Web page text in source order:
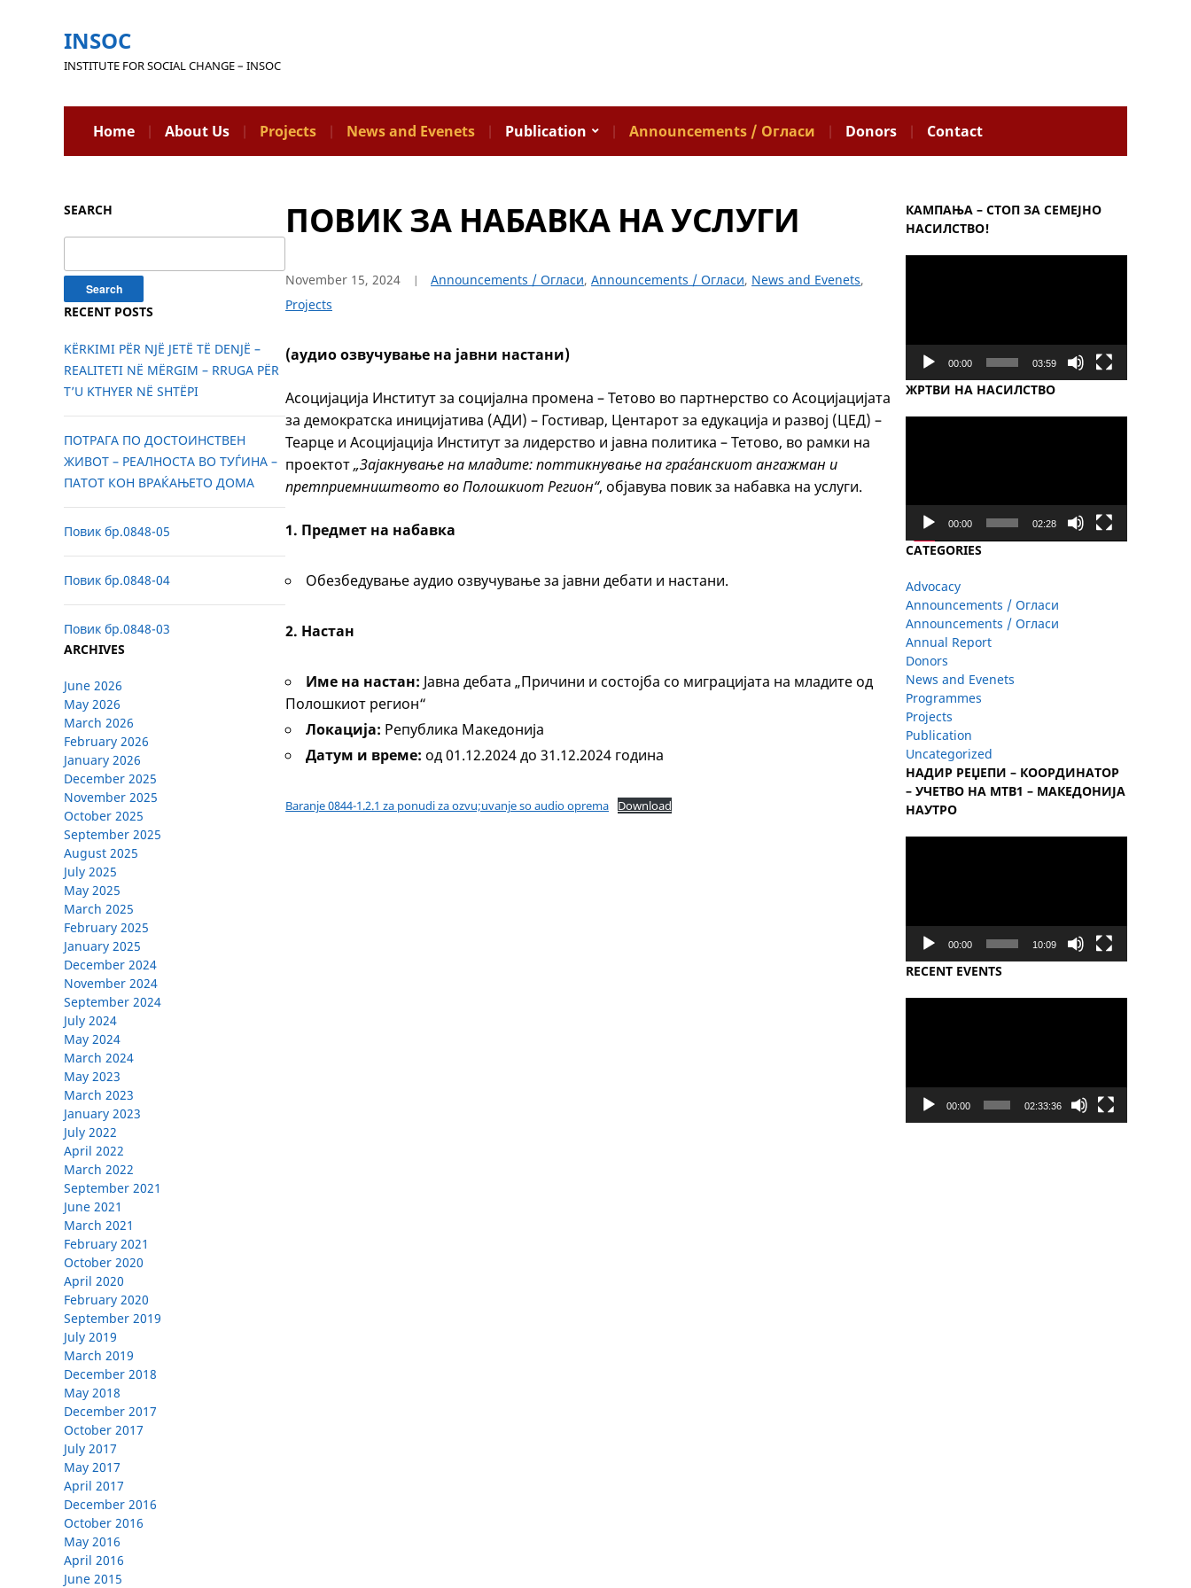
INSOC
INSTITUTE FOR SOCIAL CHANGE – INSOC
Home About Us Projects News and Evenets Publication Announcements / Огласи Donors Contact
SEARCH
RECENT POSTS
KËRKIMI PËR NJË JETË TË DENJË –
REALITETI NË MËRGIM – RRUGA PËR
T’U KTHYER NË SHTËPI
ПОТРАГА ПО ДОСТОИНСТВЕН
ЖИВОТ – РЕАЛНОСТА ВО ТУЃИНА –
ПАТОТ КОН ВРАЌАЊЕТО ДОМА
Повик бр.0848-05
Повик бр.0848-04
Повик бр.0848-03
ARCHIVES
June 2026
May 2026
March 2026
February 2026
January 2026
December 2025
November 2025
October 2025
September 2025
August 2025
July 2025
May 2025
March 2025
February 2025
January 2025
December 2024
November 2024
September 2024
July 2024
May 2024
March 2024
May 2023
March 2023
January 2023
July 2022
April 2022
March 2022
September 2021
June 2021
March 2021
February 2021
October 2020
April 2020
February 2020
September 2019
July 2019
March 2019
December 2018
May 2018
December 2017
October 2017
July 2017
May 2017
April 2017
December 2016
October 2016
May 2016
April 2016
June 2015
ПОВИК ЗА НАБАВКА НА УСЛУГИ
November 15, 2024 Announcements / Огласи, Announcements / Огласи, News and Evenets,
Projects
(аудио озвучување на јавни настани)
Асоцијација Институт за социјална промена – Тетово во партнерство со Асоцијацијата
за демократска иницијатива (АДИ) – Гостивар, Центарот за едукација и развој (ЦЕД) –
Теарце и Асоцијација Институт за лидерство и јавна политика – Тетово, во рамки на
проектот„Зајакнување на младите: поттикнување на граѓанскиот ангажман и
претприемништвото во Полошкиот Регион“, објавува повик за набавка на услуги.
1. Предмет на набавка
Обезбедување аудио озвучување за јавни дебати и настани.
2. Настан
Име на настан: Јавна дебата „Причини и состојба со миграцијата на младите од
Полошкиот регион“
Локација: Република Македонија
Датум и време: од 01.12.2024 до 31.12.2024 година
Baranje 0844-1.2.1 za ponudi za ozvu;uvanje so audio oprema Download
КАМПАЊА – СТОП ЗА СЕМЕЈНО
НАСИЛСТВО!
00:00 03:59
ЖРТВИ НА НАСИЛСТВО
00:00 02:28
CATEGORIES
Advocacy
Announcements / Огласи
Announcements / Огласи
Annual Report
Donors
News and Evenets
Programmes
Projects
Publication
Uncategorized
НАДИР РЕЏЕПИ – КООРДИНАТОР
– УЧЕТВО НА МТВ1 – МАКЕДОНИЈА
НАУТРО
00:00 10:09
RECENT EVENTS
00:00 02:33:36